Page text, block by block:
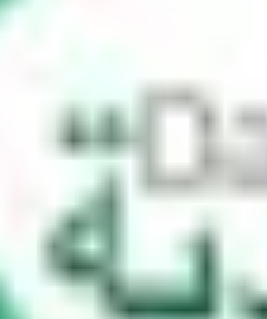
आप चौराहे पर घोड़े की नाल